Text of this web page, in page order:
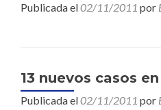
Publicada el02/11/2011 por
13 nuevos casos
Publicada el02/11/2011 por